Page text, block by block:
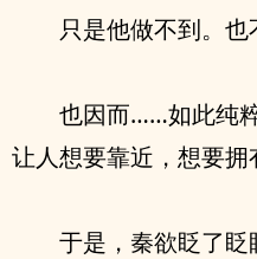
只是他做不到。也
也因而……如此纯
让人想要靠近，想要拥
于是，秦欲眨了